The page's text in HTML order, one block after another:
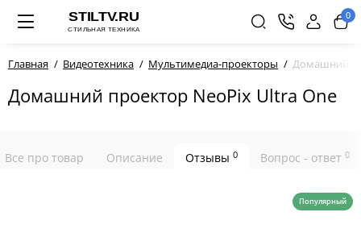
0
Главная Видеотехника Мультимедиа-проекторы Домашний
Домашний проектор NeoPix Ultra One
Все про товар Описание Отзывы 0 Вопрос - ответ 0
Популярный